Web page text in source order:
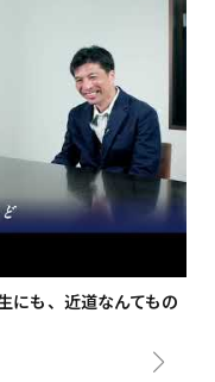
にも、近道なんてもの